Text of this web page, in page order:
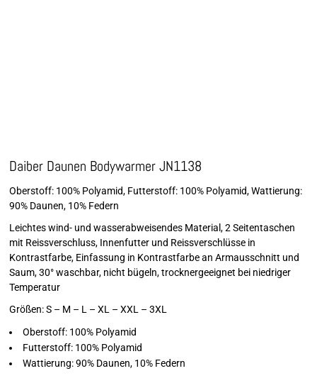
Daiber Daunen Bodywarmer JN1138
Oberstoff: 100% Polyamid, Futterstoff: 100% Polyamid, Wattierung:
90% Daunen, 10% Federn
Leichtes wind- und wasserabweisendes Material, 2 Seitentaschen
mit Reissverschluss, Innenfutter und Reissverschlüsse in
Kontrastfarbe, Einfassung in Kontrastfarbe an Armausschnitt und
Saum, 30° waschbar, nicht bügeln, trocknergeeignet bei niedriger
Temperatur
Größen: S – M – L – XL – XXL – 3XL
Oberstoff: 100% Polyamid
Futterstoff: 100% Polyamid
Wattierung: 90% Daunen, 10% Federn